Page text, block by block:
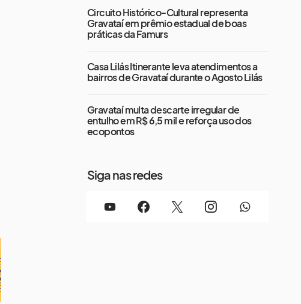
Circuito Histórico-Cultural representa
Gravataí em prêmio estadual de boas
práticas da Famurs
Casa Lilás Itinerante leva atendimentos a
bairros de Gravataí durante o Agosto Lilás
Gravataí multa descarte irregular de
entulho em R$ 6,5 mil e reforça uso dos
ecopontos
Siga nas redes